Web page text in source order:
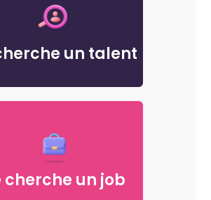
un talent
cherche un job